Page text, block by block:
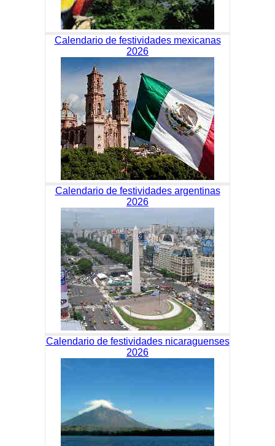
Calendario de festividades mexicanas
2026
Calendario de festividades argentinas
2026
Calendario de festividades nicaraguenses
2026